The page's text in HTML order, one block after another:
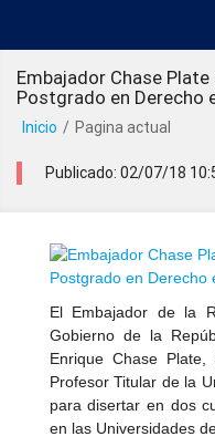
Embajador Chase
Postgrado en Derecho
Inicio / Pagina actual
Publicado: 02/07/18
El Embajador de la
Gobierno de la
Enrique Chase
Profesor Titular de la
para disertar en dos
en las Universidades